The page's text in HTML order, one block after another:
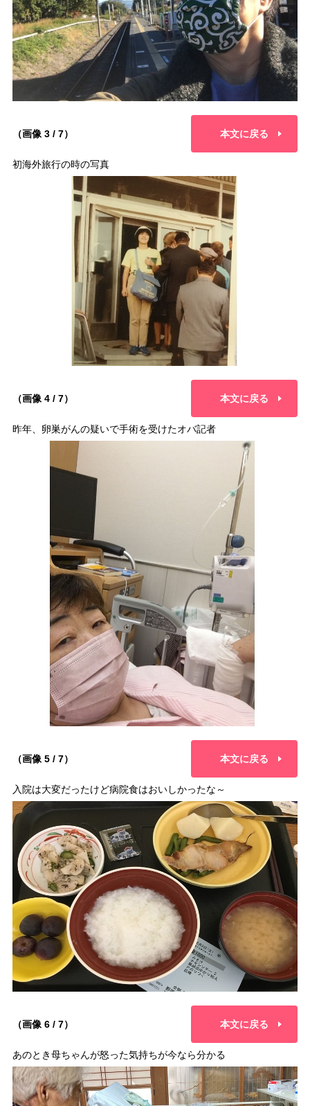
（画像 3 / 7） 本文に戻る
初海外旅行の時の写真
（画像 4 / 7） 本文に戻る
昨年、卵巣がんの疑いで手術を受けたオバ記者
（画像 5 / 7） 本文に戻る
入院は大変だったけど病院食はおいしかったな～
（画像 6 / 7） 本文に戻る
あのとき母ちゃんが怒った気持ちが今なら分かる